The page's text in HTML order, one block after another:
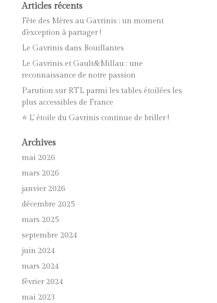
Articles récents
Fête des Mères au Gavrinis : un moment
d’exception à partager !
Le Gavrinis dans Bouillantes
Le Gavrinis et Gault&Millau : une
reconnaissance de notre passion
Parution sur RTL parmi les tables étoilées les
plus accessibles de France
⭐ L’ étoile du Gavrinis continue de briller !
Archives
mai 2026
mars 2026
janvier 2026
décembre 2025
mars 2025
septembre 2024
juin 2024
mars 2024
février 2024
mai 2023